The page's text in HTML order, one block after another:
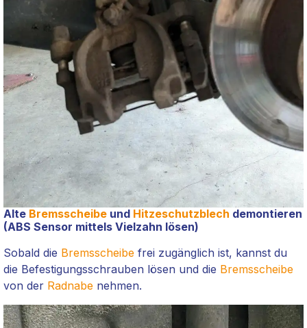
Alte Bremsscheibe und Hitzeschutzblech demontieren
(ABS Sensor mittels Vielzahn lösen)
Sobald die Bremsscheibe frei zugänglich ist, kannst du
die Befestigungsschrauben lösen und die Bremsscheibe
von der Radnabe nehmen.